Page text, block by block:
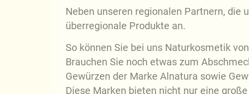
Neben unseren regionalen Partnern,
überregionale Produkte an.
So können Sie bei uns Naturkosmetik
Brauchen Sie noch etwas zum
Gewürzen der Marke Alnatura sowie
Diese Marken bieten nicht nur eine